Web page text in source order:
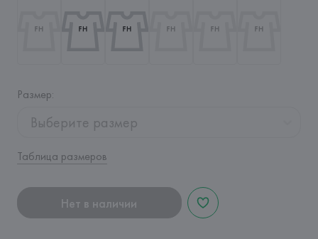
Размер:
Выберите размер
Таблица размеров
Нет в наличии